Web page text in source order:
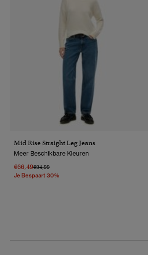
Mid Rise Straight Leg Jeans
Meer Beschikbare Kleuren
€66,49Prijs Verlaagd Van
€94,99Naar
Je Bespaart 30%